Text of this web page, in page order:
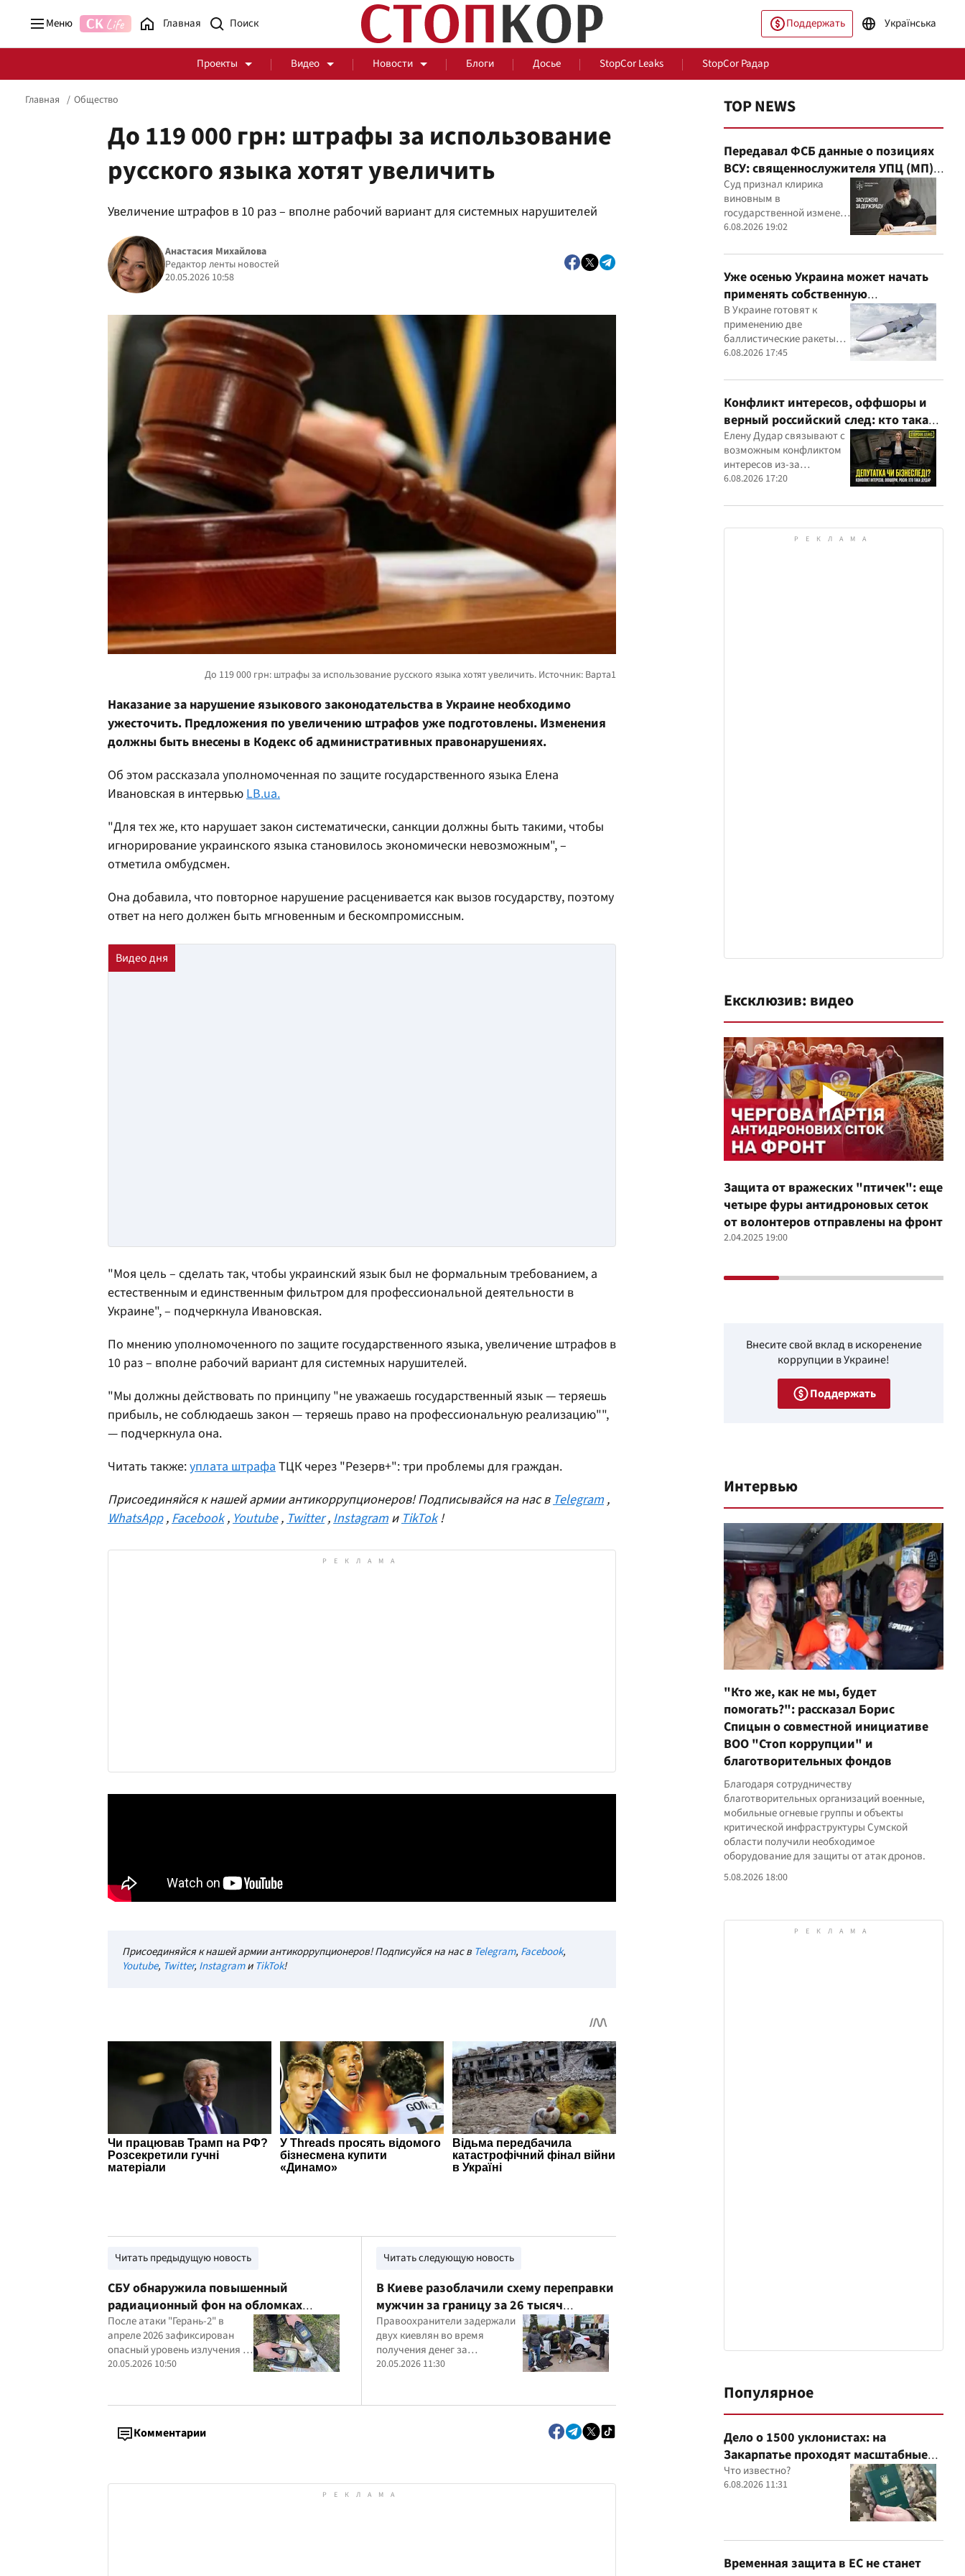
Меню Главная Поддержать Українська
Проекты Видео Новости Блоги Досье StopCor Leaks StopCor Радар
Стоп Политической Коррупции Честные закупки За оградой
Здоровье События
Главная Общество
До 119 000 грн: штрафы за использование
русского языка хотят увеличить
Увеличение штрафов в 10 раз – вполне рабочий вариант для системных нарушителей
Анастасия Михайлова
Редактор ленты новостей
20.05.2026 10:58
Наказание за нарушение языкового законодательства в Украине необходимо
ужесточить. Предложения по увеличению штрафов уже подготовлены. Изменения
должны быть внесены в Кодекс об административных правонарушениях.
Об этом рассказала уполномоченная по защите государственного языка Елена
Ивановская в интервью LB.ua.
"Для тех же, кто нарушает закон систематически, санкции должны быть такими, чтобы
игнорирование украинского языка становилось экономически невозможным", –
отметила омбудсмен.
Она добавила, что повторное нарушение расценивается как вызов государству, поэтому
ответ на него должен быть мгновенным и бескомпромиссным.
"Моя цель – сделать так, чтобы украинский язык был не формальным требованием, а
естественным и единственным фильтром для профессиональной деятельности в
Украине", – подчеркнула Ивановская.
По мнению уполномоченного по защите государственного языка, увеличение штрафов в
10 раз – вполне рабочий вариант для системных нарушителей.
"Мы должны действовать по принципу "не уважаешь государственный язык — теряешь
прибыль, не соблюдаешь закон — теряешь право на профессиональную реализацию"",
— подчеркнула она.
Читать также:уплата штрафа ТЦК через "Резерв+": три проблемы для граждан.
Присоединяйся к нашей армии антикоррупционеров! Подписывайся на нас в Telegram ,
WhatsApp , Facebook , Youtube , Twitter , Instagram и TikTok !
Присоединяйся к нашей армии антикоррупционеров! Подписуйся на нас в Telegram, Facebook,
Youtube, Twitter, InstagramиTikTok!
Читать предыдущую новость
СБУ обнаружила повышенный
радиационный фон на обломках
российского дрона в Черниговской
области
После атаки "Герань-2" в
апреле 2026 зафиксирован
опасный уровень излучения и
следы радиоактивных
20.05.2026 10:50
Читать следующую новость
В Киеве разоблачили схему переправки
мужчин за границу за 26 тысяч
долларов
Правоохранители задержали
двух киевлян во время
получения денег за
организацию незаконного
20.05.2026 11:30
Комментарии
TOP NEWS
Передавал ФСБ данные о позициях
ВСУ: священнослужителя УПЦ (МП)
приговорили к 15 годам
Суд признал клирика
виновным в
государственной измене и
постановил конфисковать
6.08.2026 19:02
Уже осенью Украина может начать
применять собственную
баллистическую ракету FP-7 по
вражеским целям
В Украине готовят к
применению две
баллистические ракеты
собственного
6.08.2026 17:45
Конфликт интересов, оффшоры и
верный российский след: кто такая
Елена Дударь
Елену Дудар связывают с
возможным конфликтом
интересов из-за
семейного строительного
скандалов, судебных дел
6.08.2026 17:20
Ексклюзив: видео
Защита от вражеских "птичек": еще
четыре фуры антидроновых сеток
от волонтеров отправлены на фронт
2.04.2025 19:00
Внесите свой вклад в искоренение
коррупции в Украине!
Поддержать
Интервью
"Кто же, как не мы, будет
помогать?": рассказал Борис
Спицын о совместной инициативе
ВОО "Стоп коррупции" и
благотворительных фондов
Благодаря сотрудничеству
благотворительных организаций военные,
мобильные огневые группы и объекты
критической инфраструктуры Сумской
области получили необходимое
оборудование для защиты от атак дронов.
5.08.2026 18:00
Популярное
Дело о 1500 уклонистах: на
Закарпатье проходят масштабные
обыски в ТЦК, – Глагола
Что известно?
6.08.2026 11:31
Временная защита в ЕС не станет